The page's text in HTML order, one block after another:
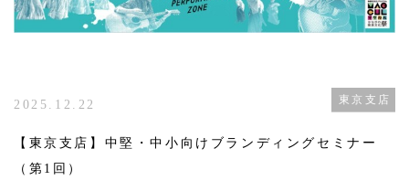
2025.12.22 東京支店
【東京支店】中堅・中小向けブランディングセミナー
（第1回）